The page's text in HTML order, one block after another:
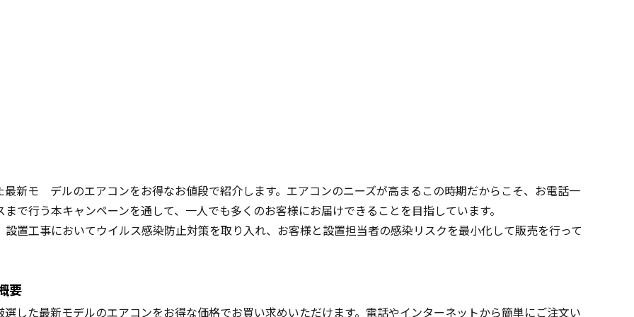
新モ デルのエアコンをお得なお値段で紹介します。エアコンのニーズが高まるこの時期だからこそ、お電話一
で行う本キャンペーンを通して、一人でも多くのお客様にお届けできることを目指しています。
置工事においてウイルス感染防止対策を取り入れ、お客様と設置担当者の感染リスクを最小化して販売を行って
要
した最新モデルのエアコンをお得な価格でお買い求めいただけます。電話やインターネットから簡単にご注文い